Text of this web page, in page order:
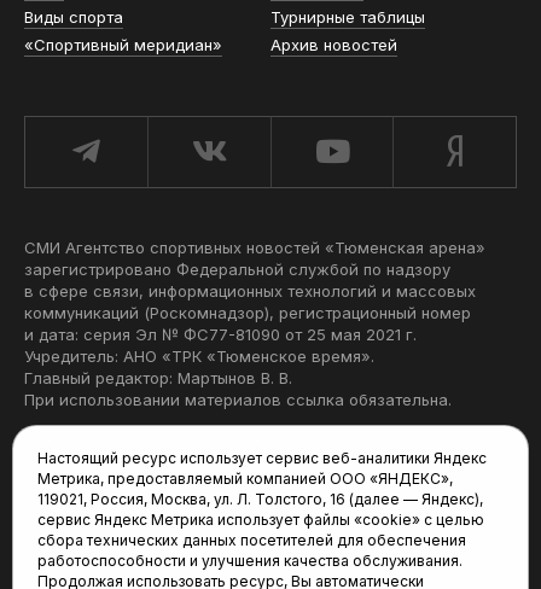
Виды спорта
Турнирные таблицы
«Спортивный меридиан»
Архив новостей
СМИ Агентство спортивных новостей «Тюменская арена»
зарегистрировано Федеральной службой по надзору
в сфере связи, информационных технологий и массовых
коммуникаций (Роскомнадзор), регистрационный номер
и дата: серия Эл № ФС77-81090 от 25 мая 2021 г.
Учредитель: АНО «ТРК «Тюменское время».
Главный редактор: Мартынов В. В.
При использовании материалов ссылка обязательна.
Редакция:
625035, Тюмень, пр. Геологоразведчиков, 28А
(3452) 68-22-28
tum-arena@mail.ru
Настоящий ресурс использует сервис веб-аналитики Яндекс
Метрика, предоставляемый компанией ООО «ЯНДЕКС»,
119021, Россия, Москва, ул. Л. Толстого, 16 (далее — Яндекс),
сервис Яндекс Метрика использует файлы «cookie» с целью
сбора технических данных посетителей для обеспечения
работоспособности и улучшения качества обслуживания.
Продолжая использовать ресурс, Вы автоматически